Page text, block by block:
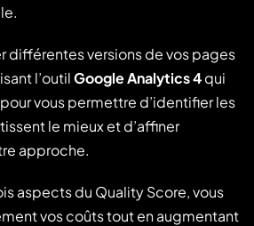
différentes versions de vos pages
l’outilGoogle Analytics 4qui
vous permettre d’identifier les
le mieux et d’affiner
approche.
aspects du Quality Score, vous
vos coûts tout en augmentant